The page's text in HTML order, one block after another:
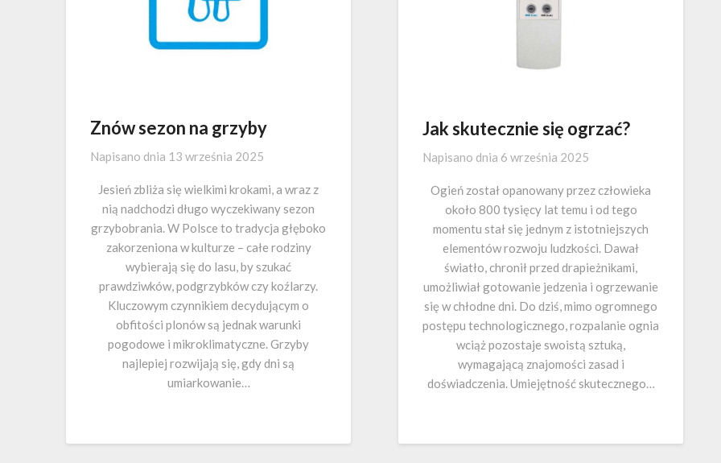
Znów sezon na grzyby
Napisano dnia 13 września 2025
Jesień zbliża się wielkimi krokami, a wraz z
nią nadchodzi długo wyczekiwany sezon
grzybobrania. W Polsce to tradycja głęboko
zakorzeniona w kulturze – całe rodziny
wybierają się do lasu, by szukać
prawdziwków, podgrzybków czy koźlarzy.
Kluczowym czynnikiem decydującym o
obfitości plonów są jednak warunki
pogodowe i mikroklimatyczne. Grzyby
najlepiej rozwijają się, gdy dni są
umiarkowanie…
Jak skutecznie się ogrzać?
Napisano dnia 6 września 2025
Ogień został opanowany przez człowieka
około 800 tysięcy lat temu i od tego
momentu stał się jednym z istotniejszych
elementów rozwoju ludzkości. Dawał
światło, chronił przed drapieżnikami,
umożliwiał gotowanie jedzenia i ogrzewanie
się w chłodne dni. Do dziś, mimo ogromnego
postępu technologicznego, rozpalanie ognia
wciąż pozostaje swoistą sztuką,
wymagającą znajomości zasad i
doświadczenia. Umiejętność skutecznego…